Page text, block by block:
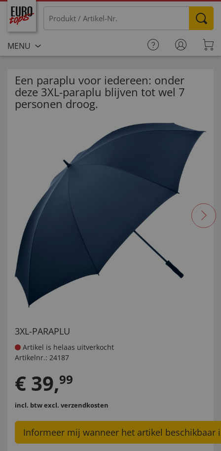
MENU
Een paraplu voor iedereen: onder
deze 3XL-paraplu blijven tot wel 7
personen droog.
3XL-PARAPLU
Artikel is helaas uitverkocht
Artikelnr.: 24187
€ 39,99
incl. btwexcl. verzendkosten
Informeer mij wanneer het artikel beschikbaar